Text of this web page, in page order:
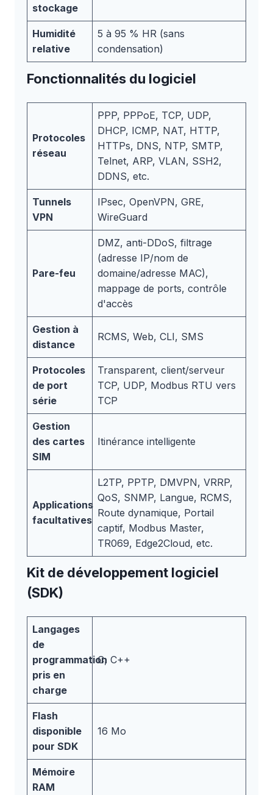
stockage
Humidité
relative
5 à 95 % HR (sans
condensation)
Fonctionnalités du logiciel
Protocoles
réseau
PPP, PPPoE, TCP, UDP,
DHCP, ICMP, NAT, HTTP,
HTTPs, DNS, NTP, SMTP,
Telnet, ARP, VLAN, SSH2,
DDNS, etc.
Tunnels
VPN
IPsec, OpenVPN, GRE,
WireGuard
Pare-feu
DMZ, anti-DDoS, filtrage
(adresse IP/nom de
domaine/adresse MAC),
mappage de ports, contrôle
d'accès
Gestion à
distance
RCMS, Web, CLI, SMS
Protocoles
de port
série
Transparent, client/serveur
TCP, UDP, Modbus RTU vers
TCP
Gestion
des cartes
SIM
Itinérance intelligente
Applications
facultatives
L2TP, PPTP, DMVPN, VRRP,
QoS, SNMP, Langue, RCMS,
Route dynamique, Portail
captif, Modbus Master,
TR069, Edge2Cloud, etc.
Kit de développement logiciel
(SDK)
Langages
de
programmation
pris en
charge
C, C++
Flash
disponible
pour SDK
16 Mo
Mémoire
RAM